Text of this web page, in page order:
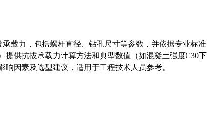
载力，包括螺杆直径、钻孔尺寸等参数，并依据专业标准
提供抗拔承载力计算方法和典型数值（如混凝土强度C30下
因素及选型建议，适用于工程技术人员参考。